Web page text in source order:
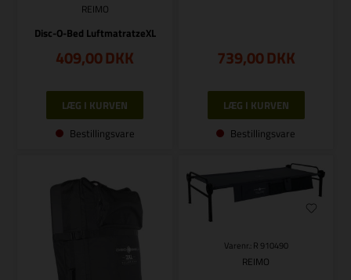
REIMO
Disc-O-Bed LuftmatratzeXL
409,00DKK
Bestillingsvare
739,00DKK
Bestillingsvare
Varenr.: R 910490
REIMO